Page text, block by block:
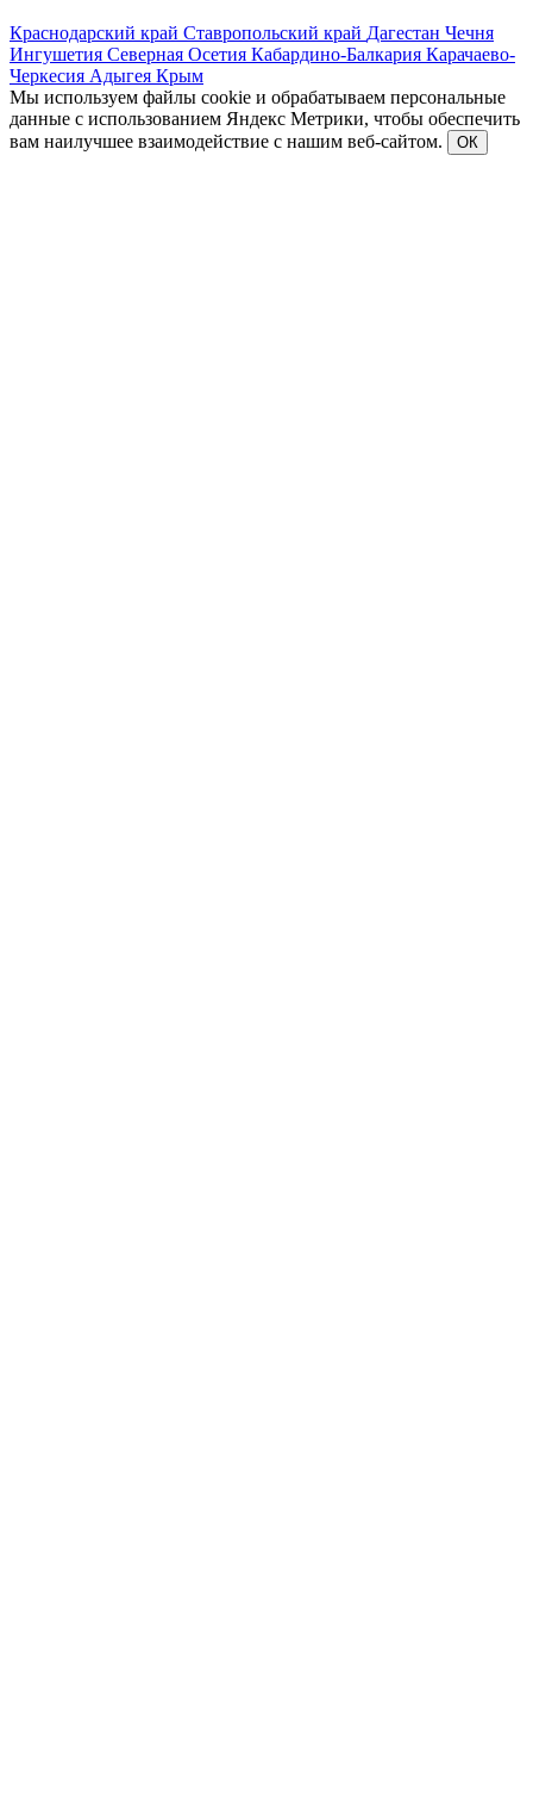
Краснодарский край Ставропольский край Дагестан Чечня
Ингушетия Северная Осетия Кабардино-Балкария Карачаево-
Черкесия Адыгея Крым
Мы используем файлы cookie и обрабатываем персональные
данные с использованием Яндекс Метрики, чтобы обеспечить
вам наилучшее взаимодействие с нашим веб-сайтом.
ОК